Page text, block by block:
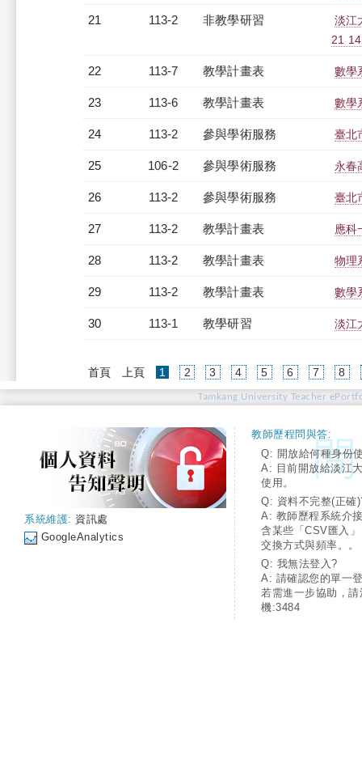
21 113-2 非教學研習
淡江
21
22 113-7 教學計畫表 數學
23 113-6 教學計畫表 數學
24 113-2 參與學術服務 臺北
25 106-2 參與學術服務 永春
26 113-2 參與學術服務 臺北
27 113-2 教學計畫表 應科
28 113-2 教學計畫表 物理
29 113-2 教學計畫表 數學
30 113-1 教學研習 淡江
首頁 上頁 1 (current)
2 3 4 5 6 7 8
Tamkang University Teacher
系統維護: 資訊處
GoogleAnalytics
教師歷程問與答:
Q: 開放給何種身份
A: 目前開放給淡江
使用。
Q: 資料不完整(正確
A: 教師歷程系統介
含某些「CSV匯入
交換方式與頻率。。
Q: 我無法登入?
A: 請確認您的單一
若需進一步協助，
機:3484